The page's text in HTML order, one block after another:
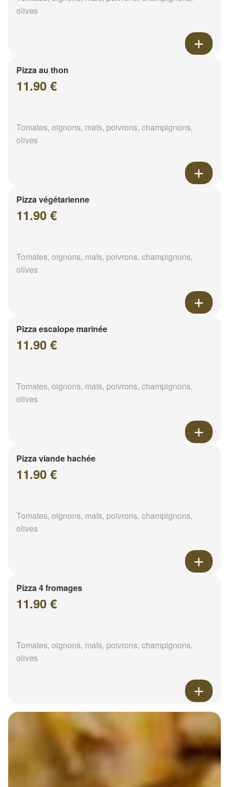
olives
Pizza au thon
11.90 €
Tomates, oignons, maïs, poivrons, champignons,
olives
Pizza végétarienne
11.90 €
Tomates, oignons, maïs, poivrons, champignons,
olives
Pizza escalope marinée
11.90 €
Tomates, oignons, maïs, poivrons, champignons,
olives
Pizza viande hachée
11.90 €
Tomates, oignons, maïs, poivrons, champignons,
olives
Pizza 4 fromages
11.90 €
Tomates, oignons, maïs, poivrons, champignons,
olives